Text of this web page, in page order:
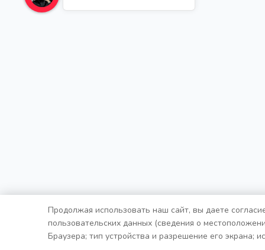
Продолжая использовать наш сайт, вы даете
пользовательских данных (сведения о
Браузера; тип устройства и разрешение его экрана;